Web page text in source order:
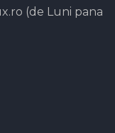
(de Luni pana